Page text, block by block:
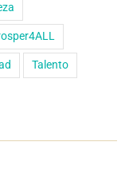
Talento